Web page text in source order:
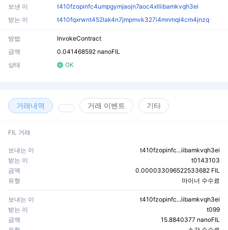
보낸 이
t410fzopinfc4umpgymjaojn7aoc4xlliibamkvqh3ei
받는 이
t410fqxrwnt452lak4n7jmpmvk327i4mnmql4cm4jnzq
방법
InvokeContract
금액
0.041468592 nanoFIL
상태
OK
거래내역 거래 이벤트 기타
FIL 거래
보내는 이
t410fzopinfc...iibamkvqh3ei
받는 이
t0143103
금액
0.000033096522533682 FIL
유형
마이너 수수료
보내는 이
t410fzopinfc...iibamkvqh3ei
받는 이
t099
금액
15.8840377 nanoFIL